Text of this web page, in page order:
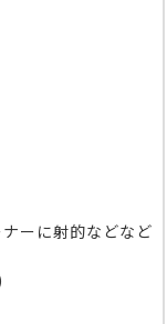
ーに射的などなど